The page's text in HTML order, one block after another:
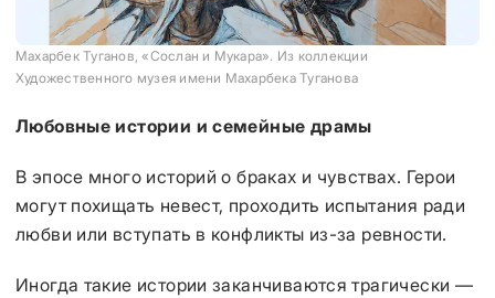
Махарбек Туганов, «Сослан и Мукара». Из коллекции
Художественного музея имени Махарбека Туганова
Любовные истории и семейные драмы
В эпосе много историй о браках и чувствах. Герои
могут похищать невест, проходить испытания ради
любви или вступать в конфликты из-за ревности.
Иногда такие истории заканчиваются трагически —